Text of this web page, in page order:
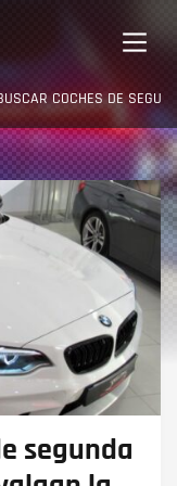
COCHES DE
segunda